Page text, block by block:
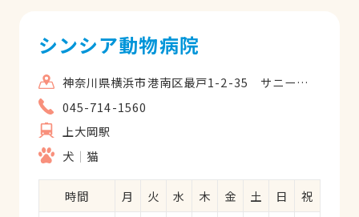
て感謝です。スタッフの方も皆さんとても
優しく笑顔いっぱいの対応でうちの子も病
院に行くのが大好きなようで毎回シッポフ
リフリです。安心してお任せできる事に感
謝しています。
シンシア動物病院
神奈川県横浜市港南区最戸1-2-35 サニーハイム5 1F
045-714-1560
上大岡駅
犬
猫
時間 月 火 水 木 金 土 日
祝